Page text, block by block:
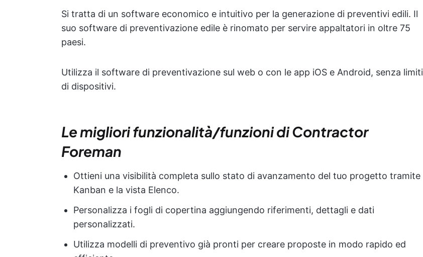
Si tratta di un software economico e intuitivo per la generazione di preventivi edili. Il
suo software di preventivazione edile è rinomato per servire appaltatori in oltre 75
paesi.
Utilizza il software di preventivazione sul web o con le app iOS e Android, senza limiti
di dispositivi.
Le migliori funzionalità/funzioni di Contractor
Foreman
Ottieni una visibilità completa sullo stato di avanzamento del tuo progetto tramite
Kanban e la vista Elenco.
Personalizza i fogli di copertina aggiungendo riferimenti, dettagli e dati
personalizzati.
Utilizza modelli di preventivo già pronti per creare proposte in modo rapido ed